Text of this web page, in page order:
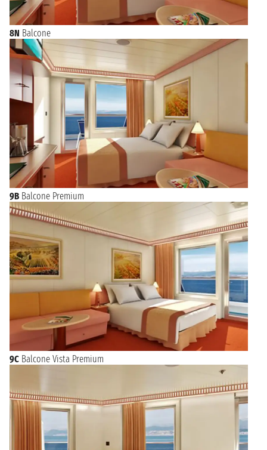
8N Balcone
9B Balcone Premium
9C Balcone Vista Premium